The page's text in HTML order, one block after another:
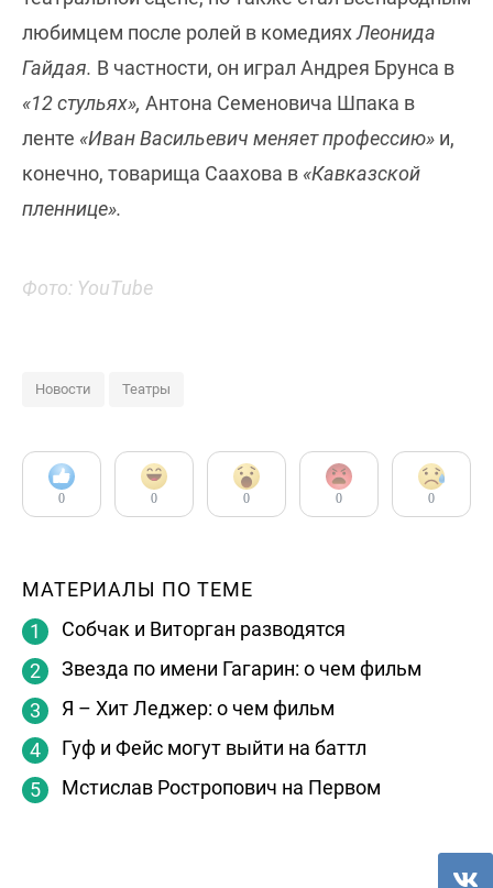
любимцем после ролей в комедияхЛеонида
Гайдая. В частности, он играл Андрея Брунса в
«12 стульях», Антона Семеновича Шпака в
ленте «Иван Васильевич меняет профессию» и,
конечно, товарища Саахова в «Кавказской
пленнице».
Фото: YouTube
Новости Театры
0 0 0 0 0
МАТЕРИАЛЫ ПО ТЕМЕ
Собчак и Виторган разводятся
Звезда по имени Гагарин: о чем фильм
Я – Хит Леджер: о чем фильм
Гуф и Фейс могут выйти на баттл
Мстислав Ростропович на Первом